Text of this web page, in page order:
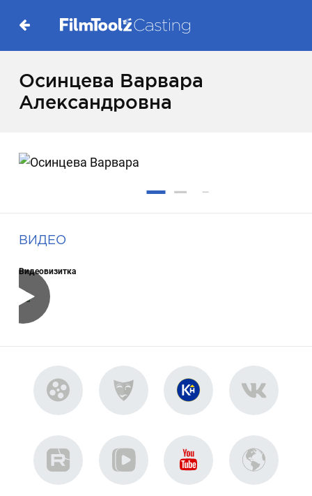
Осинцева Варвара
Александровна
ВИДЕО
Видеовизитка